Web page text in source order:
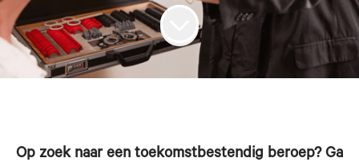
Op zoek naar een toekomstbestendig beroep? Ga